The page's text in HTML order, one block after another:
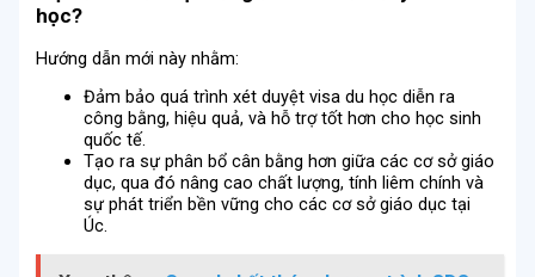
học?
Hướng dẫn mới này nhằm:
Đảm bảo quá trình xét duyệt visa du học diễn ra
công bằng, hiệu quả, và hỗ trợ tốt hơn cho học sinh
quốc tế.
Tạo ra sự phân bổ cân bằng hơn giữa các cơ sở giáo
dục, qua đó nâng cao chất lượng, tính liêm chính và
sự phát triển bền vững cho các cơ sở giáo dục tại
Úc.